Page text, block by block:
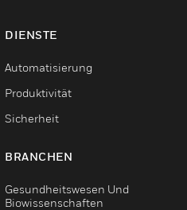
DIENSTE
Automatisierung
Produktivität
Sicherheit
BRANCHEN
Gesundheitswesen Und
Biowissenschaften